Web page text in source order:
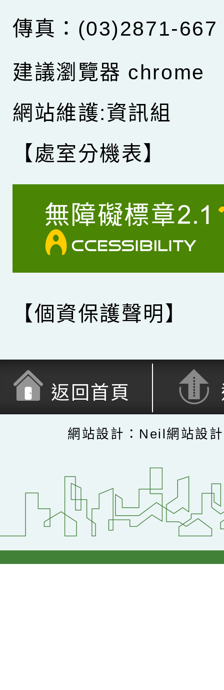
傳真：(03)2871-667
建議瀏覽器 chrome
網站維護:資訊組
【處室分機表】
【個資保護聲明】
返回首頁
網站設計：Neil網站設